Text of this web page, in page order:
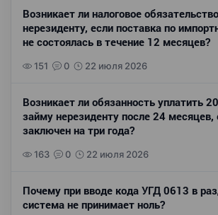
Возникает ли налоговое
нерезиденту, если поставка по
не состоялась в течение 12 месяцев?
151 0 22 июля 2026
Возникает ли обязанность уплатить
займу нерезиденту после 24 месяцев,
заключен на три года?
163 0 22 июля 2026
Почему при вводе кода УГД 0613 в
система не принимает ноль?